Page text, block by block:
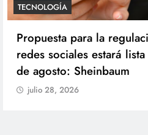
SALUD
México confirma 33 casos de
ciclosporiasis y rechaza ser
origen del brote de diarrea
explosiva